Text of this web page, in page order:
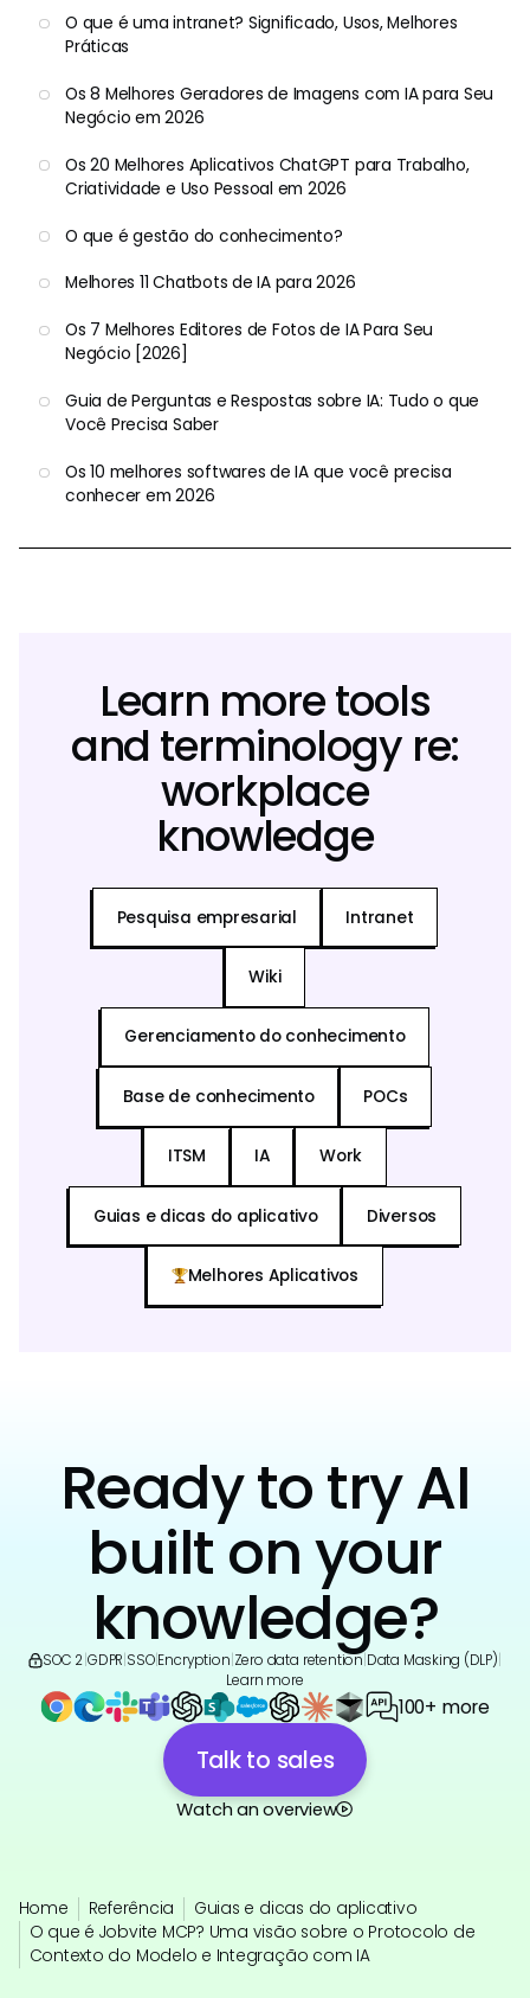
O que é uma intranet? Significado, Usos, Melhores
Práticas
Os 8 Melhores Geradores de Imagens com IA para Seu
Negócio em 2026
Os 20 Melhores Aplicativos ChatGPT para Trabalho,
Criatividade e Uso Pessoal em 2026
O que é gestão do conhecimento?
Melhores 11 Chatbots de IA para 2026
Os 7 Melhores Editores de Fotos de IA Para Seu
Negócio [2026]
Guia de Perguntas e Respostas sobre IA: Tudo o que
Você Precisa Saber
Os 10 melhores softwares de IA que você precisa
conhecer em 2026
Learn more tools
and terminology re:
workplace
knowledge
Pesquisa empresarial Intranet
Wiki
Gerenciamento do conhecimento
Base de conhecimento POCs
ITSM IA Work
Guias e dicas do aplicativo Diversos
Melhores Aplicativos
Ready to try AI
built on your
knowledge?
SOC 2|GDPR|SSO|Encryption|Zero data retention|Data Masking (DLP)|
Learn more
100+ more
Talk to sales
Watch an overview
Home Referência
Guias e dicas do aplicativo
O que é Jobvite MCP? Uma visão sobre o Protocolo de
Contexto do Modelo e Integração com IA